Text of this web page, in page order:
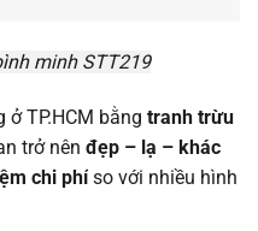
minh STT219
ở TP.HCM bằng tranh trừu
trở nên đẹp – lạ – khác
chi phí so với nhiều hình